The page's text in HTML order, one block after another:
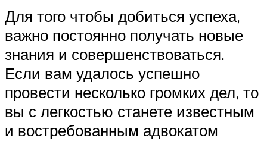
Для того чтобы добиться успеха,
важно постоянно получать новые
знания и совершенствоваться.
Если вам удалось успешно
провести несколько громких дел, то
вы с легкостью станете известным
и востребованным адвокатом